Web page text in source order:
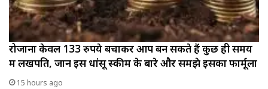
रोजाना केवल 133 रुपये बचाकर आप बन सकते हैं कुछ ही समय
में लखपति, जानें इस धांसू स्कीम के बारे और समझे इसका फार्मूला
15 hours ago